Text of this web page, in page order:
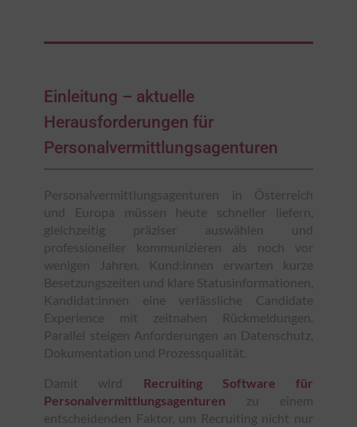
Einleitung – aktuelle
Herausforderungen für
Personalvermittlungsagenturen
Personalvermittlungsagenturen in Österreich
und Europa müssen heute schneller liefern,
gleichzeitig präziser auswählen und
professioneller kommunizieren als noch vor
wenigen Jahren. Kund:innen erwarten kurze
Besetzungszeiten und klare Statusinformationen,
Kandidat:innen eine verlässliche Candidate
Experience mit zeitnahen Rückmeldungen.
Parallel steigen Anforderungen an Datenschutz,
Dokumentation und Prozessqualität.
Damit wird Recruiting Software für
Personalvermittlungsagenturen zu einem
entscheidenden Faktor, um Recruiting nicht nur